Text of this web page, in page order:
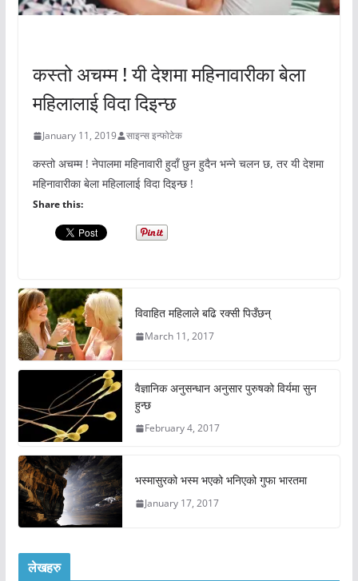
कस्तो अचम्म ! यी देशमा महिनावारीका बेला
महिलालाई विदा दिइन्छ
January 11, 2019 साइन्स इन्फोटेक
कस्तो अचम्म ! नेपालमा महिनावारी हुदाँ छुन हुदैन भन्ने चलन छ, तर यी देशमा
महिनावारीका बेला महिलालाई विदा दिइन्छ !
Share this:
विवाहित महिलाले बढि रक्सी पिउँछन्
March 11, 2017
वैज्ञानिक अनुसन्धान अनुसार पुरुषको विर्यमा सुन
हुन्छ
February 4, 2017
भस्मासुरको भस्म भएको भनिएको गुफा भारतमा
January 17, 2017
लेखहरु